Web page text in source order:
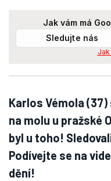
Jak vám má
Sledujte nás
Karlos Vémola
na molu u pražské
byl u toho!
Podívejte se na
dění!